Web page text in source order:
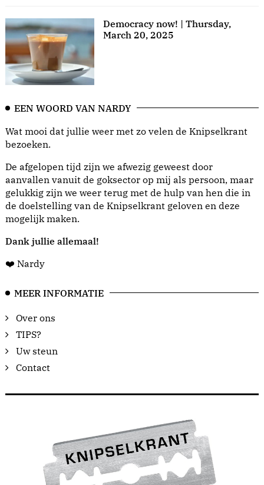
Democracy now! | Thursday,
March 20, 2025
EEN WOORD VAN NARDY
Wat mooi dat jullie weer met zo velen de Knipselkrant
bezoeken.
De afgelopen tijd zijn we afwezig geweest door
aanvallen vanuit de goksector op mij als persoon, maar
gelukkig zijn we weer terug met de hulp van hen die in
de doelstelling van de Knipselkrant geloven en deze
mogelijk maken.
Dank jullie allemaal!
❤️ Nardy
MEER INFORMATIE
Over ons
TIPS?
Uw steun
Contact